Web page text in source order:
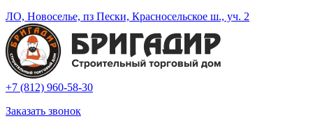
ЛО, Новоселье, пз Пески, Красносельское ш., уч. 2
+7 (812) 960-58-30
Заказать звонок